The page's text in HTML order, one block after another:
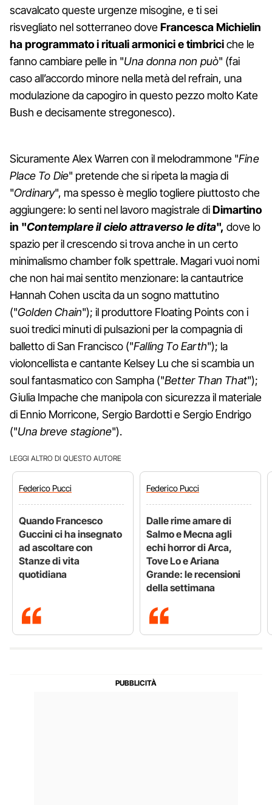
scavalcato queste urgenze misogine, e ti sei
risvegliato nel sotterraneo doveFrancesca Michielin
ha programmato i rituali armonici e timbriciche le
fanno cambiare pelle in "Una donna non può" (fai
caso all’accordo minore nella metà del refrain, una
modulazione da capogiro in questo pezzo molto Kate
Bush e decisamente stregonesco).
Sicuramente Alex Warren con il melodrammone "Fine
Place To Die" pretende che si ripeta la magia di
"Ordinary", ma spesso è meglio togliere piuttosto che
aggiungere: lo senti nel lavoro magistrale diDimartino
in "Contemplare il cielo attraverso le dita", dove lo
spazio per il crescendo si trova anche in un certo
minimalismo chamber folk spettrale. Magari vuoi nomi
che non hai mai sentito menzionare: la cantautrice
Hannah Cohen uscita da un sogno mattutino
("Golden Chain"); il produttore Floating Points con i
suoi tredici minuti di pulsazioni per la compagnia di
balletto di San Francisco ("Falling To Earth"); la
violoncellista e cantante Kelsey Lu che si scambia un
soul fantasmatico con Sampha ("Better Than That");
Giulia Impache che manipola con sicurezza il materiale
di Ennio Morricone, Sergio Bardotti e Sergio Endrigo
("Una breve stagione").
LEGGI ALTRO DI QUESTO AUTORE
FedericoPucci
Quando Francesco
Guccini ci ha insegnato
ad ascoltare con
Stanze di vita
quotidiana
FedericoPucci
Dalle rime amare di
Salmo e Mecna agli
echi horror di Arca,
Tove Lo e Ariana
Grande: le recensioni
della settimana